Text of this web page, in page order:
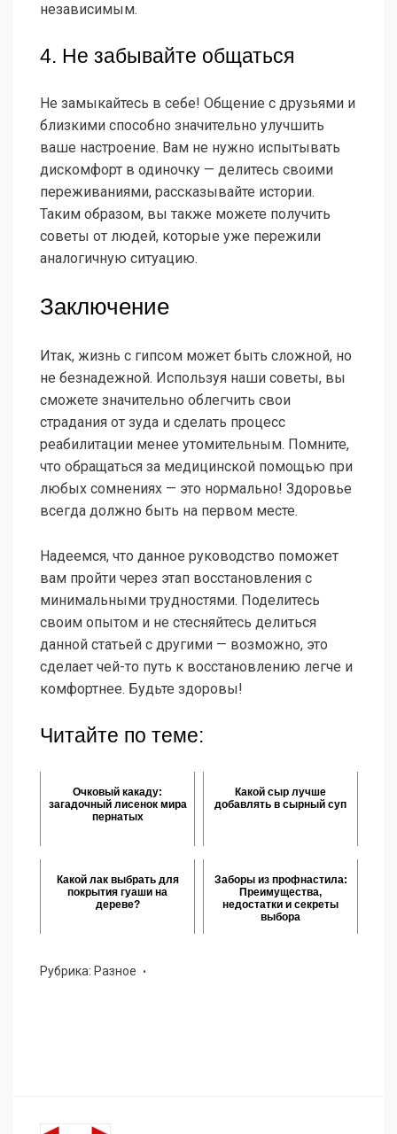
независимым.
4. Не забывайте общаться
Не замыкайтесь в себе! Общение с друзьями и
близкими способно значительно улучшить
ваше настроение. Вам не нужно испытывать
дискомфорт в одиночку — делитесь своими
переживаниями, рассказывайте истории.
Таким образом, вы также можете получить
советы от людей, которые уже пережили
аналогичную ситуацию.
Заключение
Итак, жизнь с гипсом может быть сложной, но
не безнадежной. Используя наши советы, вы
сможете значительно облегчить свои
страдания от зуда и сделать процесс
реабилитации менее утомительным. Помните,
что обращаться за медицинской помощью при
любых сомнениях — это нормально! Здоровье
всегда должно быть на первом месте.
Надеемся, что данное руководство поможет
вам пройти через этап восстановления с
минимальными трудностями. Поделитесь
своим опытом и не стесняйтесь делиться
данной статьей с другими — возможно, это
сделает чей-то путь к восстановлению легче и
комфортнее. Будьте здоровы!
Читайте по теме:
Очковый какаду:
загадочный лисенок мира
пернатых
Какой сыр лучше
добавлять в сырный суп
Какой лак выбрать для
покрытия гуаши на
дереве?
Заборы из профнастила:
Преимущества,
недостатки и секреты
выбора
Рубрика: Разное